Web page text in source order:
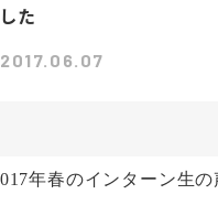
した
2017.06.07